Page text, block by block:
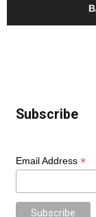
Subscribe
Email Address *